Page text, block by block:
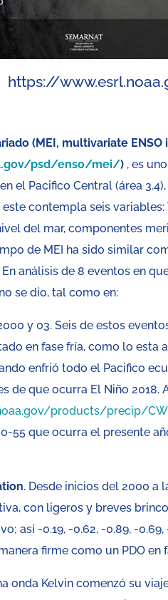
https://
(MEI, multivariate ENSO
psd/enso/mei/) , es
el Pacifico Central (área
este contempla seis
del mar, componentes
de MEI ha sido similar
En análisis de 8 eventos en
se dio, tal como en:
2000 y 03. Seis de estos
en fase fría, como lo
enfrió todo el Pacifico
de que ocurra El Niño 2018.
products/precip/
55 que ocurra el presente
. Desde inicios del 2000 a
con ligeros y breves
así -0.19, -0.62, -0.89, -
firme como un PDO en
onda Kelvin comenzó su